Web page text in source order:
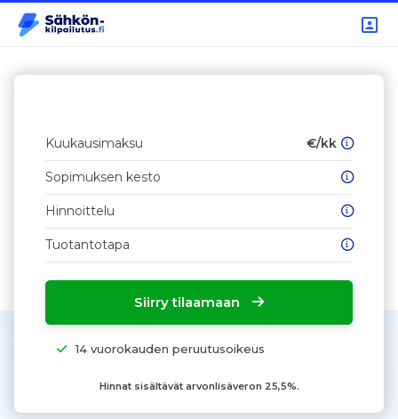
Kuukausimaksu €/kk
Sopimuksen kesto
Hinnoittelu
Tuotantotapa
Siirry tilaamaan
14 vuorokauden peruutusoikeus
Hinnat sisältävät arvonlisäveron 25,5%.